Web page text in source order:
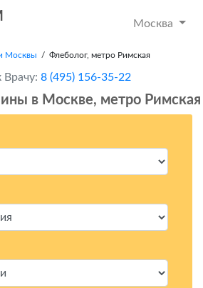
Москва
Москвы / Флеболог, метро Римская
Врачу: 8 (495) 156-35-22
в Москвe, метро Римская